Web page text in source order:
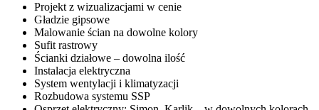
Projekt z wizualizacjami w cenie
Gładzie gipsowe
Malowanie ścian na dowolne kolory
Sufit rastrowy
Ścianki działowe – dowolna ilość
Instalacja elektryczna
System wentylacji i klimatyzacji
Rozbudowa systemu SSP